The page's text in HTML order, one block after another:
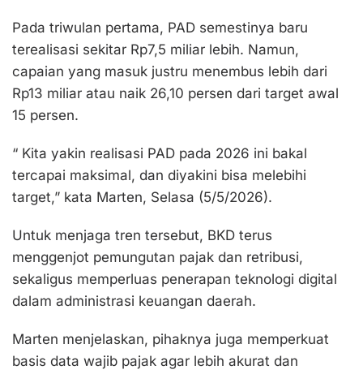
Pada triwulan pertama, PAD semestinya baru
terealisasi sekitar Rp7,5 miliar lebih. Namun,
capaian yang masuk justru menembus lebih dari
Rp13 miliar atau naik 26,10 persen dari target awal
15 persen.
“ Kita yakin realisasi PAD pada 2026 ini bakal
tercapai maksimal, dan diyakini bisa melebihi
target,” kata Marten, Selasa (5/5/2026).
Untuk menjaga tren tersebut, BKD terus
menggenjot pemungutan pajak dan retribusi,
sekaligus memperluas penerapan teknologi digital
dalam administrasi keuangan daerah.
Marten menjelaskan, pihaknya juga memperkuat
basis data wajib pajak agar lebih akurat dan